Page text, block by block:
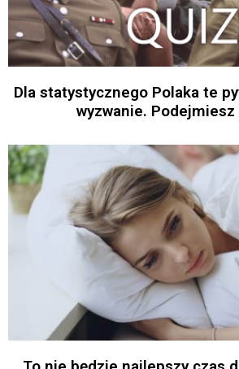
Dla statystycznego Polaka te
wyzwanie. Podejmiesz